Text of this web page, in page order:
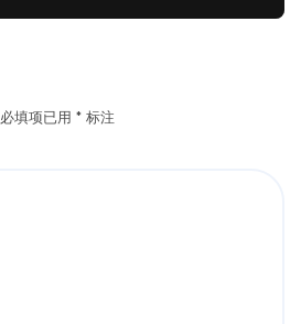
必填项已用 * 标注